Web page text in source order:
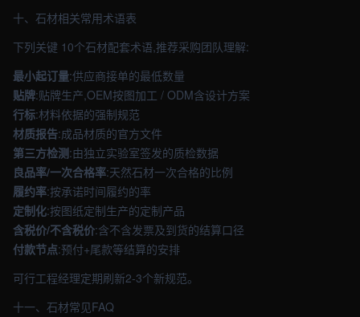
十、石材相关常用术语表
下列关键 10个石材配套术语,推荐采购团队理解:
最小起订量:供应商接单的最低数量
贴牌:贴牌生产,OEM按图加工 / ODM含设计方案
行标:材料依据的强制规范
材质报告:成品材质的官方文件
第三方检测:由独立实验室签发的质检数据
良品率/一次合格率:天然石材一次合格的比例
履约率:按承诺时间履约的率
定制化:按图纸定制生产的定制产品
含税价/不含税价:含不含发票及到货的结算口径
付款节点:预付+尾款等结算的安排
可行工程经理定期刷新2-3个新规范。
十一、石材常见FAQ